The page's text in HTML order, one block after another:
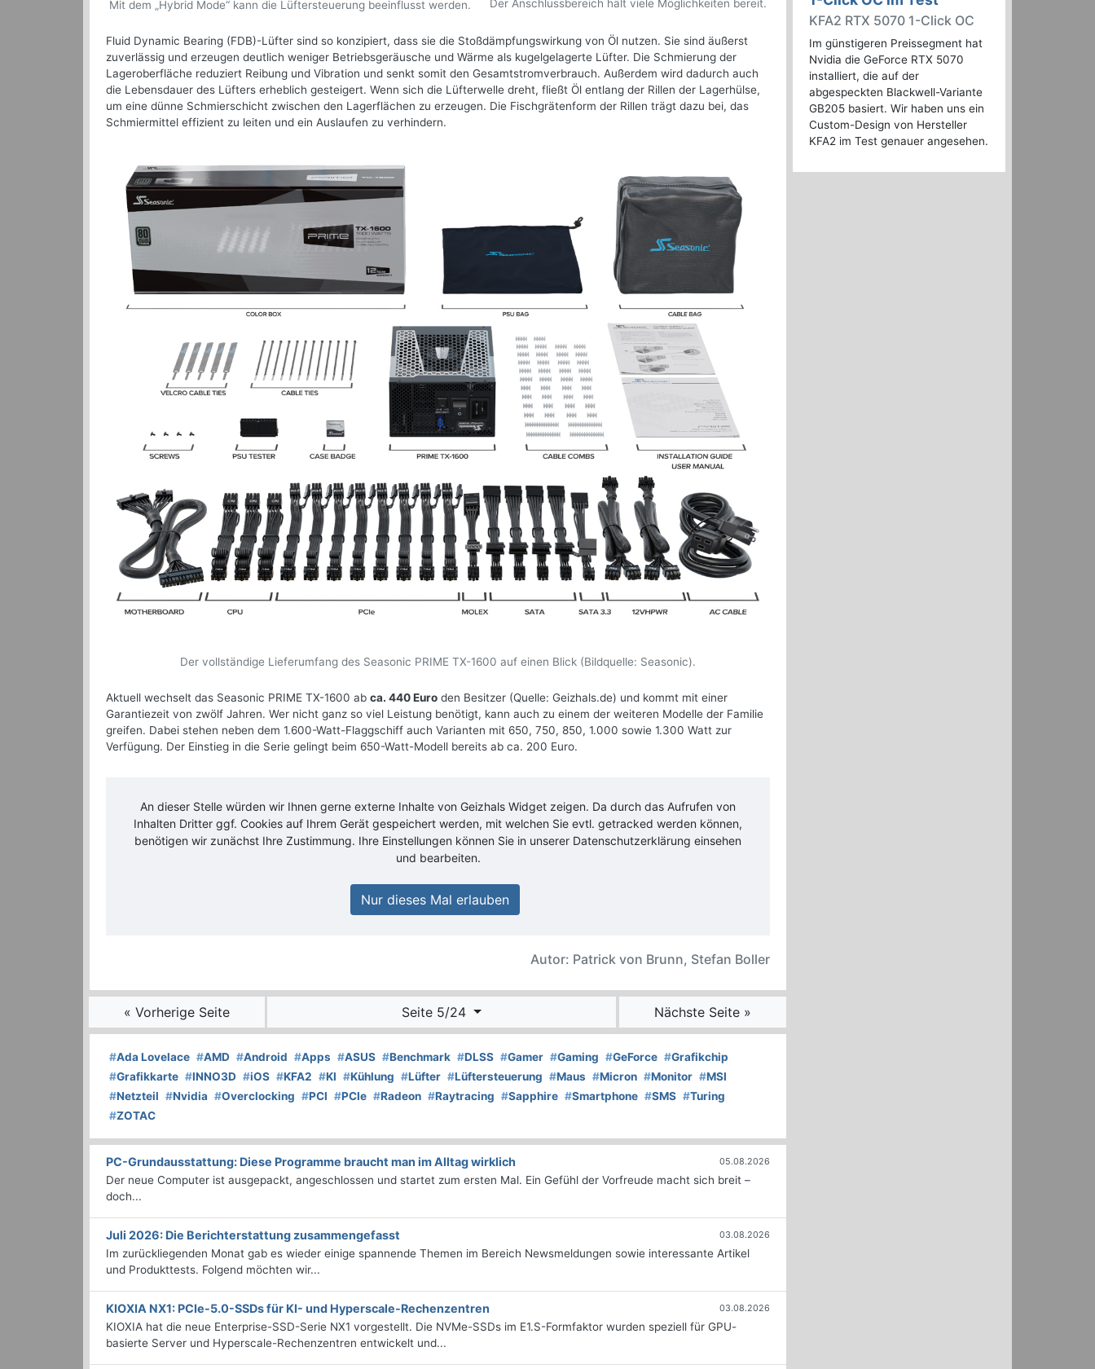
Mit dem „Hybrid Mode“ kann die Lüftersteuerung beeinflusst werden. Der Anschlussbereich hält viele Möglichkeiten bereit.
Fluid Dynamic Bearing (FDB)-Lüfter sind so konzipiert, dass sie die Stoßdämpfungswirkung von Öl nutzen. Sie sind äußerst
zuverlässig und erzeugen deutlich weniger Betriebsgeräusche und Wärme als kugelgelagerte Lüfter. Die Schmierung der
Lageroberfläche reduziert Reibung und Vibration und senkt somit den Gesamtstromverbrauch. Außerdem wird dadurch auch
die Lebensdauer des Lüfters erheblich gesteigert. Wenn sich die Lüfterwelle dreht, fließt Öl entlang der Rillen der Lagerhülse,
um eine dünne Schmierschicht zwischen den Lagerflächen zu erzeugen. Die Fischgrätenform der Rillen trägt dazu bei, das
Schmiermittel effizient zu leiten und ein Auslaufen zu verhindern.
Der vollständige Lieferumfang des Seasonic PRIME TX-1600 auf einen Blick (Bildquelle: Seasonic).
Aktuell wechselt das Seasonic PRIME TX-1600 ab ca. 440 Euro den Besitzer (Quelle: Geizhals.de) und kommt mit einer
Garantiezeit von zwölf Jahren. Wer nicht ganz so viel Leistung benötigt, kann auch zu einem der weiteren Modelle der Familie
greifen. Dabei stehen neben dem 1.600-Watt-Flaggschiff auch Varianten mit 650, 750, 850, 1.000 sowie 1.300 Watt zur
Verfügung. Der Einstieg in die Serie gelingt beim 650-Watt-Modell bereits ab ca. 200 Euro.
An dieser Stelle würden wir Ihnen gerne externe Inhalte von Geizhals Widget zeigen. Da durch das Aufrufen von
Inhalten Dritter ggf. Cookies auf Ihrem Gerät gespeichert werden, mit welchen Sie evtl. getracked werden können,
benötigen wir zunächst Ihre Zustimmung. Ihre Einstellungen können Sie in unserer Datenschutzerklärung einsehen
und bearbeiten.
Nur dieses Mal erlauben
Autor: Patrick von Brunn, Stefan Boller
« Vorherige Seite Seite 5/24 Nächste Seite »
#Ada Lovelace #AMD #Android #Apps #ASUS #Benchmark #DLSS #Gamer #Gaming #GeForce #Grafikchip
#Grafikkarte #INNO3D #iOS #KFA2 #KI #Kühlung #Lüfter #Lüftersteuerung #Maus #Micron #Monitor #MSI
#Netzteil #Nvidia #Overclocking #PCI #PCIe #Radeon #Raytracing #Sapphire #Smartphone #SMS #Turing
#ZOTAC
PC-Grundausstattung: Diese Programme braucht man im Alltag wirklich 05.08.2026
Der neue Computer ist ausgepackt, angeschlossen und startet zum ersten Mal. Ein Gefühl der Vorfreude macht sich breit –
doch...
Juli 2026: Die Bericht­erstattung zusammengefasst 03.08.2026
Im zurückliegenden Monat gab es wieder einige spannende Themen im Bereich Newsmeldungen sowie interessante Artikel
und Produkttests. Folgend möchten wir...
KIOXIA NX1: PCIe-5.0-SSDs für KI- und Hyperscale-Rechenzentren 03.08.2026
KIOXIA hat die neue Enterprise-SSD-Serie NX1 vorgestellt. Die NVMe-SSDs im E1.S-Formfaktor wurden speziell für GPU-
basierte Server und Hyperscale-Rechenzentren entwickelt und...
KFA2 RTX 5070 1-Click OC
Im günstigeren Preissegment hat
Nvidia die GeForce RTX 5070
installiert, die auf der
abgespeckten Blackwell-Variante
GB205 basiert. Wir haben uns ein
Custom-Design von Hersteller
KFA2 im Test genauer angesehen.